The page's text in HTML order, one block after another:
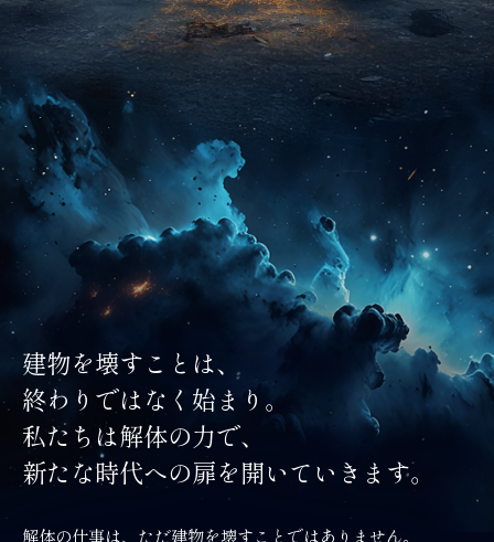
建物を壊すことは、
終わりではなく始まり。
私たちは解体の力で、
新たな時代への扉を開いていきます。
解体の仕事は、ただ建物を壊すことではありません。